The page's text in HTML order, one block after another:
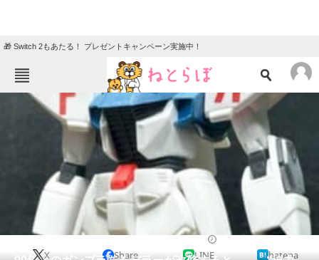
🎁 Switch 2もあたる！ プレゼントキャンペーン実施中！
ねとらぼメニュー
ニュース
クイズ
地域
教育・育児
リサーチ
会員記事X Share LINE hatena